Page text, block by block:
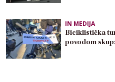
IN MEDIJA
Biciklistička
povodom